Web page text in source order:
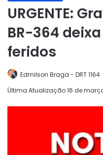
URGENTE:
BR-364
feridos
Edmilson Braga - DRT 1164
Última Atualização 16 de